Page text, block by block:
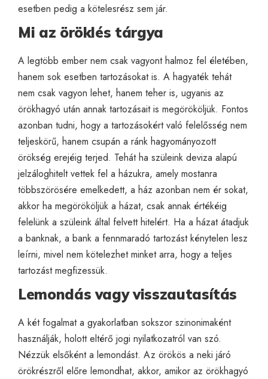
esetben pedig a kötelesrész sem jár.
Mi az öröklés tárgya
A legtöbb ember nem csak vagyont halmoz fel életében,
hanem sok esetben tartozásokat is. A hagyaték tehát
nem csak vagyon lehet, hanem teher is, ugyanis az
örökhagyó után annak tartozásait is megörököljük. Fontos
azonban tudni, hogy a tartozásokért való felelősség nem
teljeskörű, hanem csupán a ránk hagyományozott
örökség erejéig terjed. Tehát ha szüleink deviza alapú
jelzáloghitelt vettek fel a házukra, amely mostanra
többszörösére emelkedett, a ház azonban nem ér sokat,
akkor ha megörököljük a házat, csak annak értékéig
felelünk a szüleink által felvett hitelért. Ha a házat átadjuk
a banknak, a bank a fennmaradó tartozást kénytelen lesz
leírni, mivel nem kötelezhet minket arra, hogy a teljes
tartozást megfizessük.
Lemondás vagy visszautasítás
A két fogalmat a gyakorlatban sokszor szinonimaként
használják, holott eltérő jogi nyilatkozatról van szó.
Nézzük elsőként a lemondást. Az örökös a neki járó
örökrészről előre lemondhat, akkor, amikor az örökhagyó